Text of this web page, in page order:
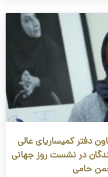
دفتر کمیساریای عالی
در نشست روز جهانی
حامی